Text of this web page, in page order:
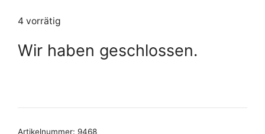
4 vorrätig
Wir haben geschlossen.
Artikelnummer: 9468